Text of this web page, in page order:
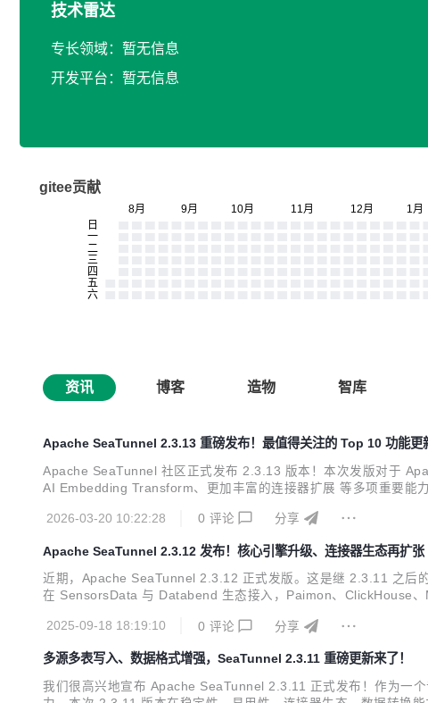
技术雷达
专长领域：暂无信息
开发平台：暂无信息
gitee贡献
资讯 博客 造物 智库
Apache SeaTunnel 2.3.13 重磅发布！最值得关注的 Top 10 功能更
Apache SeaTunnel 社区正式发布 2.3.13 版本！本次发版对于
AI Embedding Transform、更加丰富的连接器扩展 等多项重要能
2026-03-20 10:22:28
0 评论 分享
Apache SeaTunnel 2.3.12 发布！核心引擎升级、连接器生态再扩张
近期，Apache SeaTunnel 2.3.12 正式发版。这是继 2.3.11 之后
在 SensorsData 与 Databend 生态接入，Paimon、ClickHouse
2025-09-18 18:19:10
0 评论 分享
多源多表写入、数据格式增强，SeaTunnel 2.3.11 重磅更新来了！
我们很高兴地宣布 Apache SeaTunnel 2.3.11 正式发布！作为一